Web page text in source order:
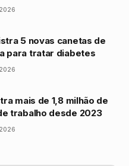
5 novas canetas de
para tratar diabetes
mais de 1,8 milhão de
trabalho desde 2023